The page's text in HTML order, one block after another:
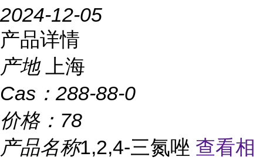
2024-12-05
产品详情
产地
上海
Cas： 288-88-0
价格： 78
产品名称1,2,4-三氮唑 查看相